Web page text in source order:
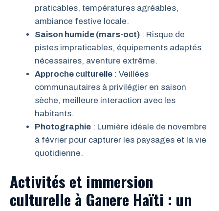
praticables, températures agréables,
ambiance festive locale.
Saison humide (mars-oct) : Risque de
pistes impraticables, équipements adaptés
nécessaires, aventure extrême.
Approche culturelle : Veillées
communautaires à privilégier en saison
sèche, meilleure interaction avec les
habitants.
Photographie : Lumière idéale de novembre
à février pour capturer les paysages et la vie
quotidienne.
Activités et immersion
culturelle à Ganere Haïti : un